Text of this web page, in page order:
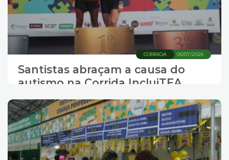
05/07/2026
CORRIDA
Santistas abraçam a causa do
autismo na Corrida IncluiTEA